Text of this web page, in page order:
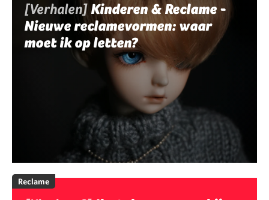
[Verhalen]Kinderen & Reclame -
Nieuwe reclamevormen: waar
moet ik op letten?
Reclame